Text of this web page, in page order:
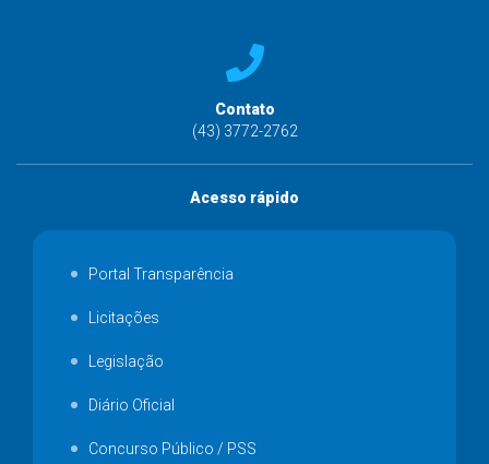
Contato
(43) 3772-2762
Acesso rápido
Portal Transparência
Licitações
Legislação
Diário Oficial
Concurso Público / PSS